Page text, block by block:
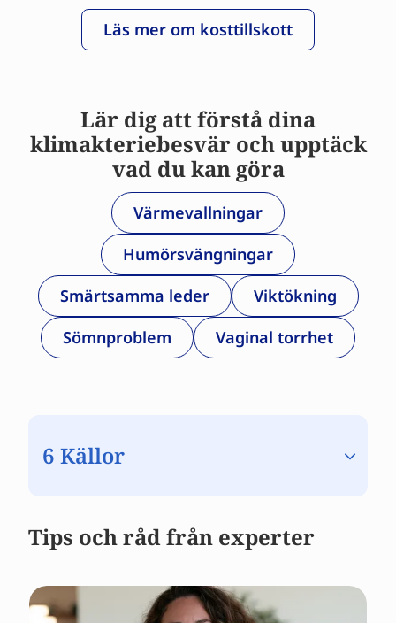
Läs mer om kosttillskott
Lär dig att förstå dina
klimakteriebesvär och upptäck
vad du kan göra
Värmevallningar
Humörsvängningar
Smärtsamma leder
Viktökning
Sömnproblem
Vaginal torrhet
6 Källor
Tips och råd från experter